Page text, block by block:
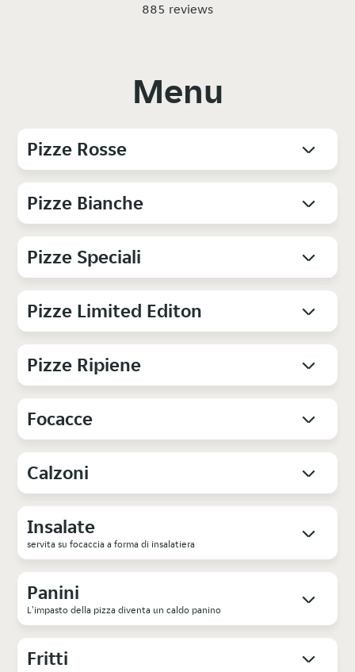
885 reviews
Menu
Pizze Rosse
Pizze Bianche
Pizze Speciali
Pizze Limited Editon
Pizze Ripiene
Focacce
Calzoni
Insalate
servita su focaccia a forma di insalatiera
Panini
L'impasto della pizza diventa un caldo panino
Fritti